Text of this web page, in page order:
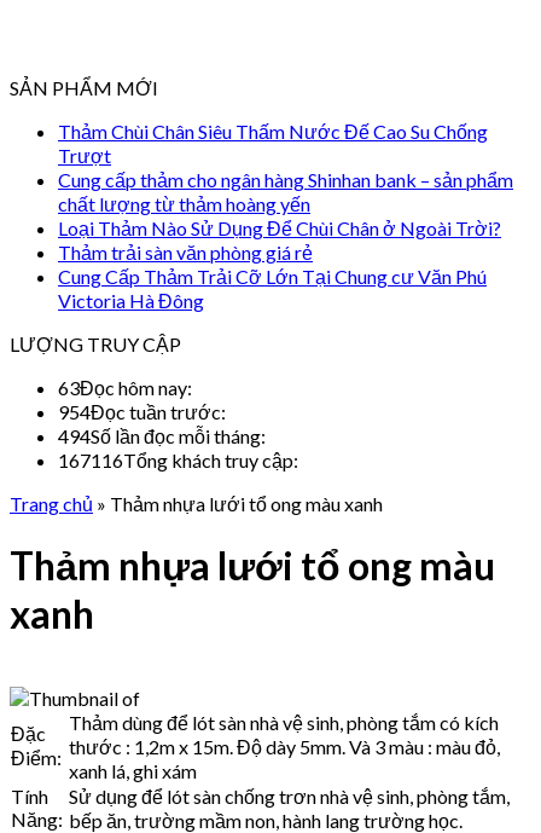
SẢN PHẨM MỚI
Thảm Chùi Chân Siêu Thấm Nước Đế Cao Su Chống
Trượt
Cung cấp thảm cho ngân hàng Shinhan bank – sản phẩm
chất lượng từ thảm hoàng yến
Loại Thảm Nào Sử Dụng Để Chùi Chân ở Ngoài Trời?
Thảm trải sàn văn phòng giá rẻ
Cung Cấp Thảm Trải Cỡ Lớn Tại Chung cư Văn Phú
Victoria Hà Đông
LƯỢNG TRUY CẬP
63Đọc hôm nay:
954Đọc tuần trước:
494Số lần đọc mỗi tháng:
167116Tổng khách truy cập:
Trang chủ » Thảm nhựa lưới tổ ong màu xanh
Thảm nhựa lưới tổ ong màu
xanh
Đặc
Điểm:
Thảm dùng để lót sàn nhà vệ sinh, phòng tắm có kích
thước : 1,2m x 15m. Độ dày 5mm. Và 3 màu : màu đỏ,
xanh lá, ghi xám
Tính
Năng:
Sử dụng để lót sàn chống trơn nhà vệ sinh, phòng tắm,
bếp ăn, trường mầm non, hành lang trường học.